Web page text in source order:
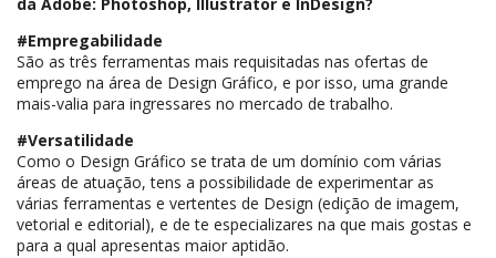
da Adobe: Photoshop, Illustrator e InDesign?
#Empregabilidade
São as três ferramentas mais requisitadas nas ofertas de
emprego na área de Design Gráfico, e por isso, uma grande
mais-valia para ingressares no mercado de trabalho.
#Versatilidade
Como o Design Gráfico se trata de um domínio com várias
áreas de atuação, tens a possibilidade de experimentar as
várias ferramentas e vertentes de Design (edição de imagem,
vetorial e editorial), e de te especializares na que mais gostas e
para a qual apresentas maior aptidão.